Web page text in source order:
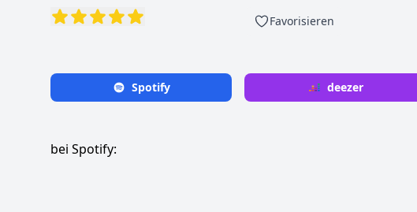
Favorisieren
Spotify deezer
bei Spotify: